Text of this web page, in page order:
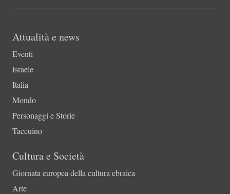
Attualità e news
Eventi
Israele
Italia
Mondo
Personaggi e Storie
Taccuino
Cultura e Società
Giornata europea della cultura ebraica
Arte